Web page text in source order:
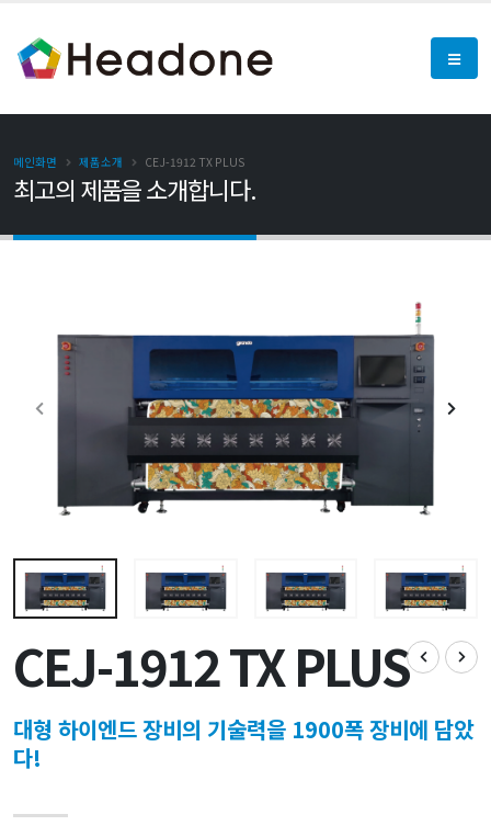
최고의 제품을 소개합니다.
메인화면 제품소개 CEJ-1912 TX PLUS
CEJ-1912 TX PLUS
대형 하이엔드 장비의 기술력을 1900폭 장비에 담았
다!